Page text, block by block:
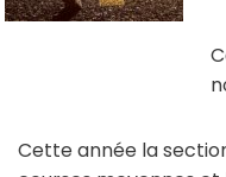
Cette année la